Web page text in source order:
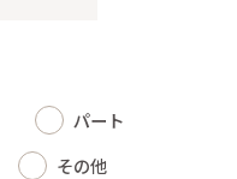
パート
その他